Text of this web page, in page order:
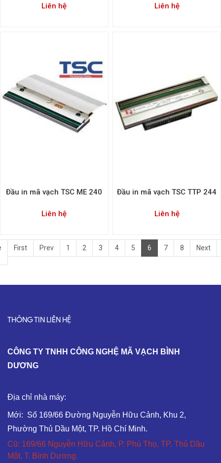
Liên hệ Liên hệ
Đầu in mã vạch TSC ME 240
Liên hệ
Đầu in mã vạch TSC TTP 244
Liên hệ
First Prev 1 2 3 4 5 6 7 8 Next
THÔNG TIN LIÊN HỆ
CÔNG TY TNHH CÔNG NGHỆ MÃ VẠCH BÌNH
DƯƠNG
Địa chỉ nhà máy:
Mới: Số 169/66 Đường Nguyễn Hữu Cảnh, Khu 2,
Phường Thủ Dầu Một, TP. Hồ Chí Minh.
Cũ: 169/66 Nguyễn Hữu Cảnh, P. Phú Thọ, TP. Thủ Dầu
Một, T. Bình Dương.